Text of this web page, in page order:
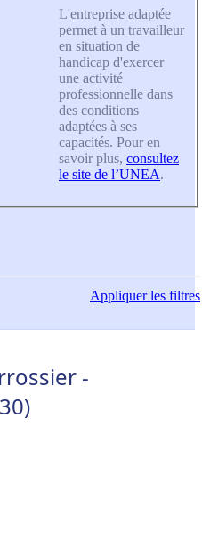
L'entreprise adaptée
permet à un travailleur
en situation de
handicap d'exercer
une activité
professionnelle dans
des conditions
adaptées à ses
capacités. Pour en
savoir plus, consultez
le site de l’UNEA.
Appliquerles filtres
-